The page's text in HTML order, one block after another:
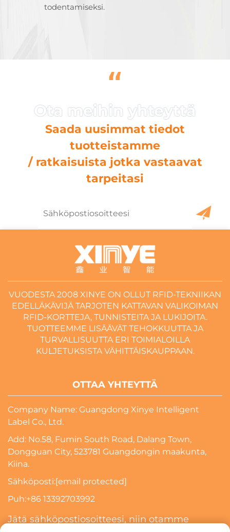
todentamiseksi.
“
Saada uusimmat tiedot
tuotteistamme
/ ratkaisuista jotka vastaavat
tarpeitasi
VUODESTA 2008 XINYE ON OLLUT RFID-TEKNIIKAN
EDELLÄKÄVIJÄ TARJOTEN KATTAVAN VALIKOIMAN
RFID-KORTTEJA, TUNNISTEITA JA LUKIJOITA.
TUOTTEEMME LISÄÄVÄT TEHOKKUUTTA JA
TURVALLISUUTTA ERI TOIMIALOILLA
KULJETUKSISTA VÄHITTÄISKAUPPAAN.
OTTAA YHTEYTTÄ
Company Name: Guangdong Xinye Intelligent
Label Co., Ltd.
Add: No.58, Fumin South Road, Dalang Town,
Dongguan City, 523781 Guangdongin maakunta,
Kiina.
Sähköposti:[email protected]
Puh:+86 13392703992
Jätä sähköpostiosoitteesi, niin otamme